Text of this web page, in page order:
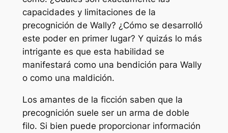
capacidades y limitaciones de la
precognición de Wally? ¿Cómo se desarrolló
este poder en primer lugar? Y quizás lo más
intrigante es que esta habilidad se
manifestará como una bendición para Wally
o como una maldición.
Los amantes de la ficción saben que la
precognición suele ser un arma de doble
filo. Si bien puede proporcionar información